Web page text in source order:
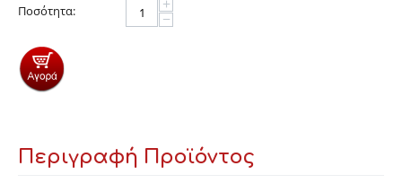
Ποσότητα:
−
Περιγραφή Προϊόντος